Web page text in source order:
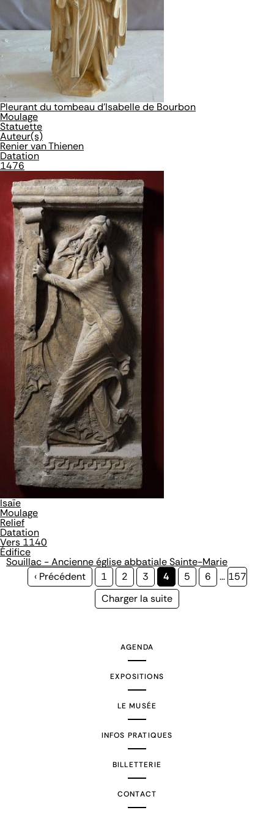
Pleurant du tombeau d'Isabelle de Bourbon
Moulage
Statuette
Auteur(s)
Renier van Thienen
Datation
1476
Isaïe
Moulage
Relief
Datation
Vers 1140
Édifice
Souillac - Ancienne église abbatiale Sainte-Marie
Page
‹ Précédent Page
1 Page
2 Page
3
Page
courante
4 Page
5 Page
6 … Page
157
Page
Charger la suite
AGENDA
EXPOSITIONS
LE MUSÉE
INFOS PRATIQUES
BILLETTERIE
CONTACT